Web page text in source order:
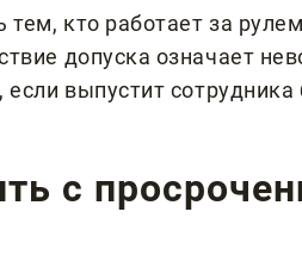
кто работает за
допуска означает
выпустит
с